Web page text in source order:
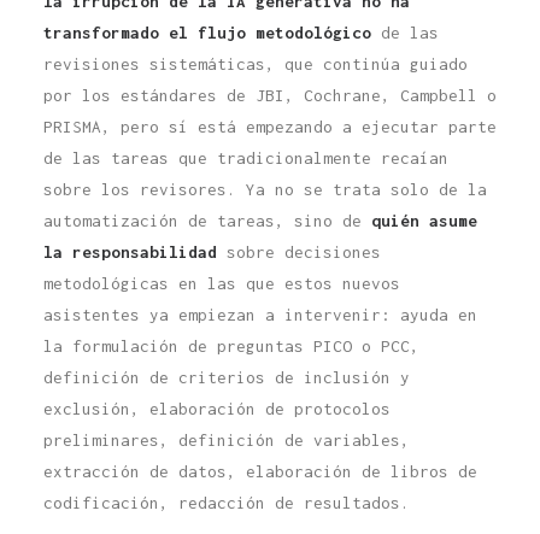
transformado el flujo metodológico de las
revisiones sistemáticas, que continúa guiado
por los estándares de JBI, Cochrane, Campbell o
PRISMA, pero sí está empezando a ejecutar parte
de las tareas que tradicionalmente recaían
sobre los revisores. Ya no se trata solo de la
automatización de tareas, sino de quién asume
la responsabilidad sobre decisiones
metodológicas en las que estos nuevos
asistentes ya empiezan a intervenir: ayuda en
la formulación de preguntas PICO o PCC,
definición de criterios de inclusión y
exclusión, elaboración de protocolos
preliminares, definición de variables,
extracción de datos, elaboración de libros de
codificación, redacción de resultados.